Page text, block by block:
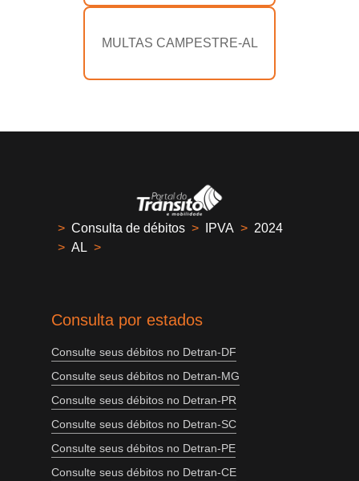
MULTAS CAMPESTRE-AL
> Consulta de débitos > IPVA > 2024
> AL >
Consulta por estados
Consulte seus débitos no Detran-DF
Consulte seus débitos no Detran-MG
Consulte seus débitos no Detran-PR
Consulte seus débitos no Detran-SC
Consulte seus débitos no Detran-PE
Consulte seus débitos no Detran-CE